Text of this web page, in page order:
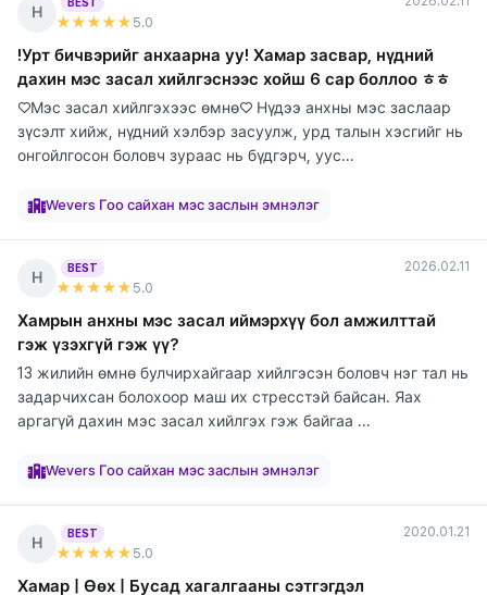
Н
★★★★★ 5.0
!Урт бичвэрийг анхаарна уу! Хамар засвар, нүдний
дахин мэс засал хийлгэснээс хойш 6 сар боллоо ㅎㅎ
♡Мэс засал хийлгэхээс өмнө♡ Нүдээ анхны мэс заслаар
зүсэлт хийж, нүдний хэлбэр засуулж, урд талын хэсгийг нь
онгойлгосон боловч зураас нь бүдгэрч, уус...
Wevers Гоо сайхан мэс заслын эмнэлэг
Н
BEST
★★★★★ 5.0
2026.02.11
Хамрын анхны мэс засал иймэрхүү бол амжилттай
гэж үзэхгүй гэж үү?
13 жилийн өмнө булчирхайгаар хийлгэсэн боловч нэг тал нь
задарчихсан болохоор маш их стресстэй байсан. Яах
аргагүй дахин мэс засал хийлгэх гэж байгаа ...
Wevers Гоо сайхан мэс заслын эмнэлэг
Н
BEST
★★★★★ 5.0
2020.01.21
Хамар | Өөх | Бусад хагалгааны сэтгэгдэл